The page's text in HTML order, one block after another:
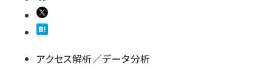
アクセス解析／データ分析